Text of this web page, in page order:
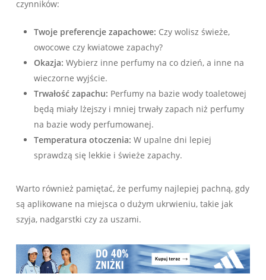
czynników:
Twoje preferencje zapachowe: Czy wolisz świeże,
owocowe czy kwiatowe zapachy?
Okazja: Wybierz inne perfumy na co dzień, a inne na
wieczorne wyjście.
Trwałość zapachu: Perfumy na bazie wody toaletowej
będą miały lżejszy i mniej trwały zapach niż perfumy
na bazie wody perfumowanej.
Temperatura otoczenia: W upalne dni lepiej
sprawdzą się lekkie i świeże zapachy.
Warto również pamiętać, że perfumy najlepiej pachną, gdy
są aplikowane na miejsca o dużym ukrwieniu, takie jak
szyja, nadgarstki czy za uszami.